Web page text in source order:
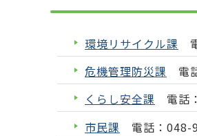
環境リサイクル課
危機管理防災課 電
くらし安全課 電話
市民課 電話：048-